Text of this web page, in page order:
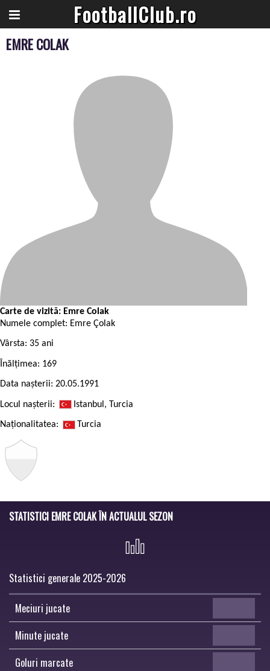
FootballClub.ro
EMRE COLAK
Carte de vizită: Emre Colak
Numele complet: Emre Çolak
Vârsta: 35 ani
Înălțimea: 169
Data nașterii: 20.05.1991
Locul nașterii: Istanbul, Turcia
Naționalitatea: Turcia
STATISTICI EMRE COLAK ÎN ACTUALUL SEZON
Statistici generale 2025-2026
Meciuri jucate
Minute jucate
Goluri marcate